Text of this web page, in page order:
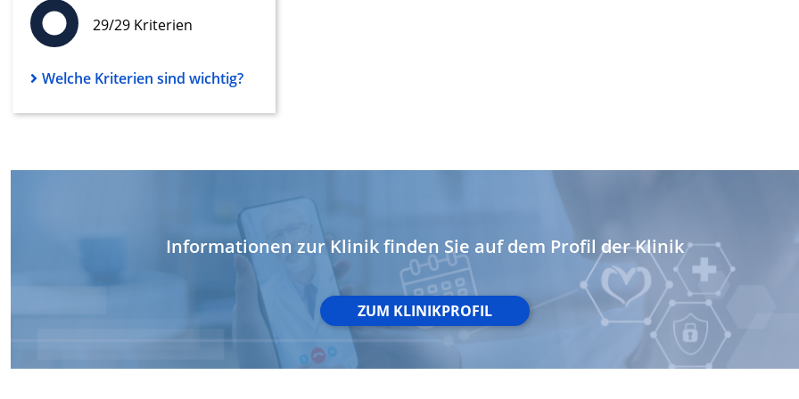
29/29 Kriterien
Welche Kriterien sind wichtig?
Informationen zur Klinik finden Sie auf dem Profil der Klinik
ZUM KLINIKPROFIL
Werbung